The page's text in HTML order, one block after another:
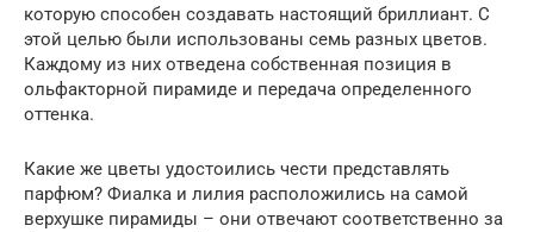
которую способен создавать настоящий бриллиант. С
этой целью были использованы семь разных цветов.
Каждому из них отведена собственная позиция в
ольфакторной пирамиде и передача определенного
оттенка.
Какие же цветы удостоились чести представлять
парфюм? Фиалка и лилия расположились на самой
верхушке пирамиды – они отвечают соответственно за